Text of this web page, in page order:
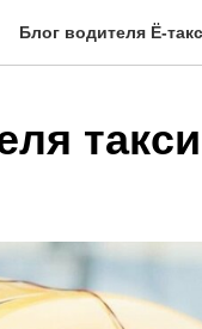
Блог водителя Ё-
такси